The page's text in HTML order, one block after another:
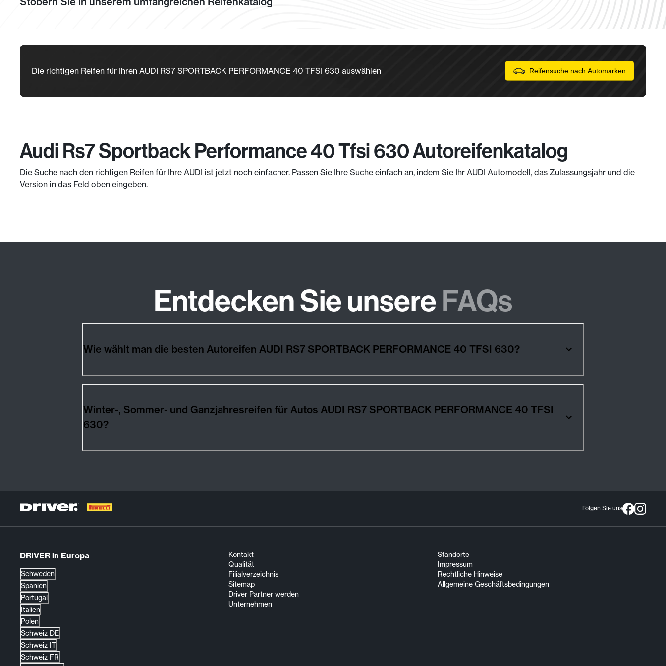
Die richtigen Reifen für Ihren AUDI RS7 SPORTBACK PERFORMANCE 40 TFSI 630 auswählen Reifensuche nach Automarken
Audi Rs7 Sportback Performance 40 Tfsi 630 Autoreifenkatalog
Die Suche nach den richtigen Reifen für Ihre AUDI ist jetzt noch einfacher. Passen Sie Ihre Suche einfach an, indem Sie Ihr AUDI Automodell, das Zulassungsjahr und die
Version in das Feld oben eingeben.
Entdecken Sie unsereFAQs
Wie wählt man die besten Autoreifen AUDI RS7 SPORTBACK PERFORMANCE 40 TFSI 630?
Winter-, Sommer- und Ganzjahresreifen für Autos AUDI RS7 SPORTBACK PERFORMANCE 40 TFSI
630?
Folgen Sie uns
DRIVER in Europa
Schweden
Spanien
Portugal
Italien
Polen
Schweiz DE
Schweiz IT
Schweiz FR
Kontakt
Qualität
Filialverzeichnis
Sitemap
Driver Partner werden
Unternehmen
Standorte
Impressum
Rechtliche Hinweise
Allgemeine Geschäftsbedingungen